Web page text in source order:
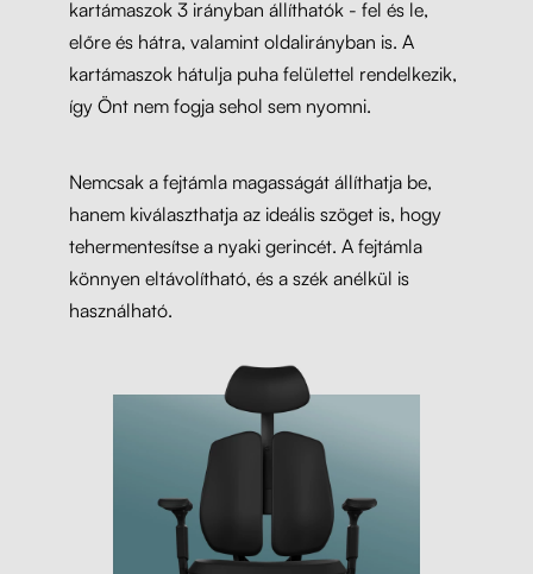
kartámaszok 3 irányban állíthatók - fel és le,
előre és hátra, valamint oldalirányban is. A
kartámaszok hátulja puha felülettel rendelkezik,
így Önt nem fogja sehol sem nyomni.
Nemcsak a fejtámla magasságát állíthatja be,
hanem kiválaszthatja az ideális szöget is, hogy
tehermentesítse a nyaki gerincét. A fejtámla
könnyen eltávolítható, és a szék anélkül is
használható.